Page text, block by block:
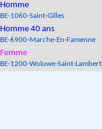
Homme
BE-1060-Saint-Gilles
Homme 40 ans
BE-6900-Marche-En-Famenne
Femme
BE-1200-Woluwe-Saint-Lambert